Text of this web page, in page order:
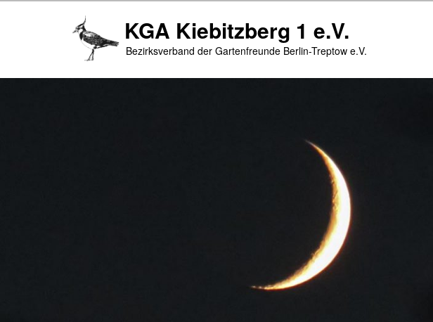
KGA Kiebitzberg 1 e.V.
Bezirksverband der Gartenfreunde Berlin-Treptow e.V.